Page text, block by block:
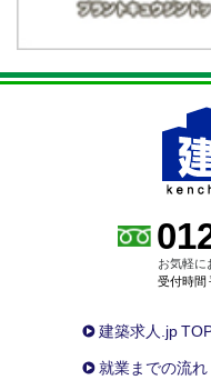
お気軽に
受付時間
建築求人.jp
就業までの流れ